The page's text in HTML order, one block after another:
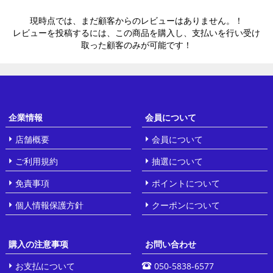
現時点では、まだ顧客からのレビューはありません。！
レビューを投稿するには、この商品を購入し、支払いを行い受け
取った顧客のみが可能です！
企業情報
店舗概要
ご利用規約
免責事項
個人情報保護方針
会員について
会員について
抽選について
ポイントについて
クーポンについて
購入の注意事项
お支払について
お問い合わせ
050-5838-6577